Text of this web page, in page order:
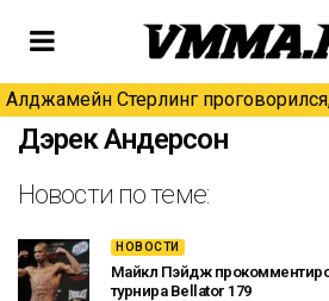
Алджамейн Стерлинг
Дэрек Андерсон
Новости по теме:
НОВОСТИ
Майкл Пэйдж
турнира Bellator 179